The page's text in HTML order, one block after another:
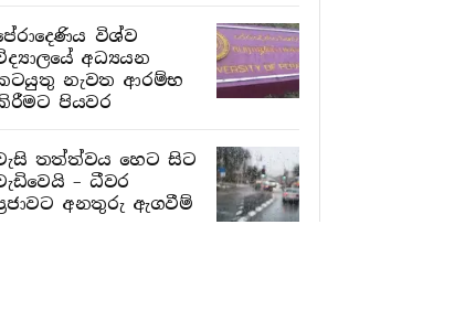
විශ්ව
අධ්‍යයන
නැවත ආරම්භ
පියවර
තත්ත්වය හෙට සිට
– ධීවර
අනතුරු ඇගවීම්